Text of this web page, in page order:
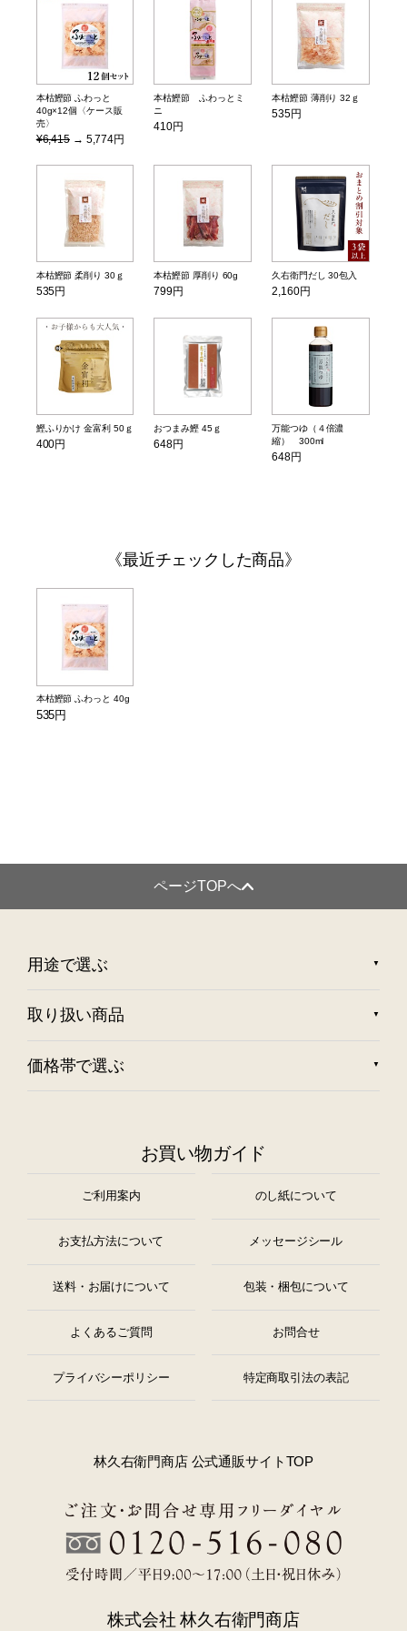
本枯鰹節 ふわっと
40g×12個〈ケース販
売〉
¥6,415→ 5,774円
本枯鰹節 ふわっとミ
ニ
410円
本枯鰹節 薄削り 32ｇ
535円
本枯鰹節 柔削り 30ｇ
535円
本枯鰹節 厚削り 60g
799円
久右衛門だし 30包入
2,160円
鰹ふりかけ 金富利 50ｇ
400円
おつまみ鰹 45ｇ
648円
万能つゆ（４倍濃
縮） 300ml
648円
最近チェックした商品
本枯鰹節 ふわっと 40g
535円
ページTOPへ
用途で選ぶ
取り扱い商品
価格帯で選ぶ
お買い物ガイド
ご利用案内 のし紙について
お支払方法について メッセージシール
送料・お届けについて 包装・梱包について
よくあるご質問 お問合せ
プライバシーポリシー 特定商取引法の表記
林久右衛門商店 公式通販サイトTOP
株式会社 林久右衛門商店